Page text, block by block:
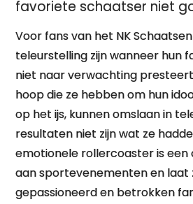
favoriete schaatser niet
Voor fans van het NK
teleurstelling zijn wanneer hun
niet naar verwachting
hoop die ze hebben om hun
op het ijs, kunnen omslaan in
resultaten niet zijn wat ze
emotionele rollercoaster is een
aan sportevenementen en laat
gepassioneerd en betrokken